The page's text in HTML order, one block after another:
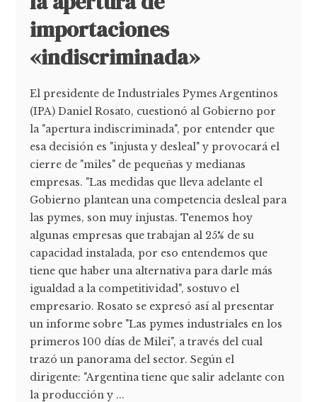
importaciones
«indiscriminada»
El presidente de Industriales Pymes Argentinos
(IPA) Daniel Rosato, cuestionó al Gobierno por
la "apertura indiscriminada", por entender que
esa decisión es "injusta y desleal" y provocará el
cierre de "miles" de pequeñas y medianas
empresas. "Las medidas que lleva adelante el
Gobierno plantean una competencia desleal para
las pymes, son muy injustas. Tenemos hoy
algunas empresas que trabajan al 25% de su
capacidad instalada, por eso entendemos que
tiene que haber una alternativa para darle más
igualdad a la competitividad", sostuvo el
empresario. Rosato se expresó así al presentar
un informe sobre "Las pymes industriales en los
primeros 100 días de Milei", a través del cual
trazó un panorama del sector. Según el
dirigente: "Argentina tiene que salir adelante con
la producción y ...